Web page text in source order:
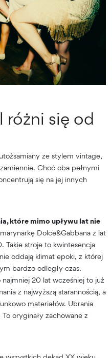
różni się od
ze stylem vintage,
Choć oba pełnymi
się na jej innych
które mimo upływu lat nie
Dolce&Gabbana z lat
Takie stroje to kwintesencja
oddają klimat epoki, z której
bardzo odległy czas.
najmniej 20 lat wcześniej to już
z najwyższą starannością, a
materiałów. Ubrania
oryginały zachowane z